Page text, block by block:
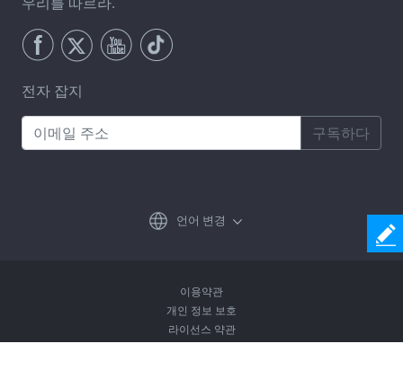
전자 잡지
구독하다
언어 변경
이용약관
개인 정보 보호
라이선스 약관